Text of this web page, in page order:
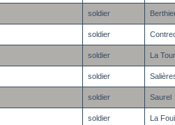
soldier
soldier
soldier La Tour
soldier
soldier Saurel
soldier La